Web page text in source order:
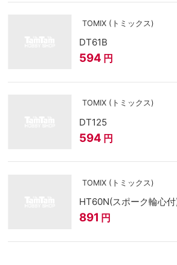
TOMIX (トミックス)
DT61B
594 円
TOMIX (トミックス)
DT125
594 円
TOMIX (トミックス)
HT60N(スポーク輪心付
891 円